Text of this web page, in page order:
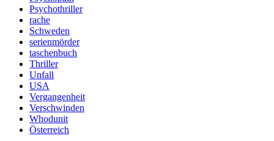
Psychothriller
rache
Schweden
serienmörder
taschenbuch
Thriller
Unfall
USA
Vergangenheit
Verschwinden
Whodunit
Österreich